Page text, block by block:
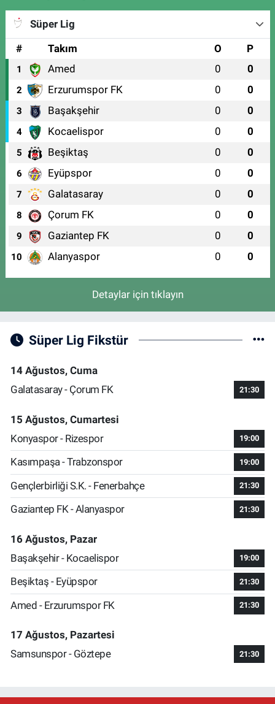
Süper Lig
#
Takım O P
1 Amed 0 0
2 Erzurumspor FK 0 0
3 Başakşehir 0 0
4 Kocaelispor 0 0
5 Beşiktaş 0 0
6 Eyüpspor 0 0
7 Galatasaray 0 0
8 Çorum FK 0 0
9 Gaziantep FK 0 0
10 Alanyaspor 0 0
Detaylar için tıklayın
Süper Lig Fikstür
14 Ağustos, Cuma
Galatasaray - Çorum FK
21:30
15 Ağustos, Cumartesi
Konyaspor - Rizespor
19:00
Kasımpaşa - Trabzonspor 19:00
Gençlerbirliği S.K. - Fenerbahçe 21:30
Gaziantep FK - Alanyaspor 21:30
16 Ağustos, Pazar
Başakşehir - Kocaelispor
19:00
Beşiktaş - Eyüpspor 21:30
Amed - Erzurumspor FK 21:30
17 Ağustos, Pazartesi
Samsunspor - Göztepe
21:30